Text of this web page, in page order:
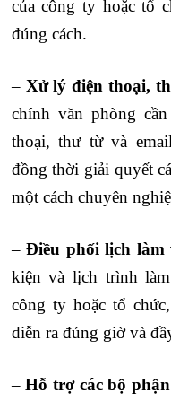
của công ty hoặc tổ
đúng cách.
– Xử lý điện thoại,
chính văn phòng
thoại, thư từ và
đồng thời giải quyết
một cách chuyên
–Điều phối lịch làm
kiện và lịch trình
công ty hoặc tổ
diễn ra đúng giờ và
–Hỗ trợ các bộ